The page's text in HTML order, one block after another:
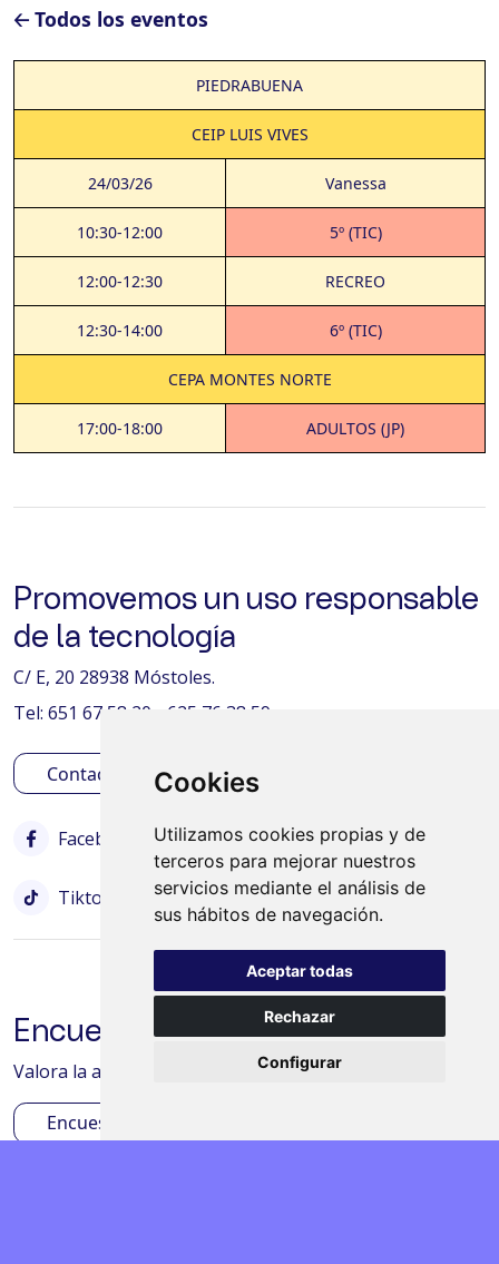
Cookies
Utilizamos cookies propias y de
terceros para mejorar nuestros
servicios mediante el análisis de
sus hábitos de navegación.
Aceptar todas
Rechazar
Configurar
🡠 Todos los eventos
PIEDRABUENA
CEIP LUIS VIVES
24/03/26 Vanessa
10:30-12:00 5º (TIC)
12:00-12:30 RECREO
12:30-14:00 6º (TIC)
CEPA MONTES NORTE
17:00-18:00 ADULTOS (JP)
Promovemos un uso responsable
de la tecnología
C/ E, 20 28938 Móstoles.
Tel: 651 67 58 20 - 625 76 38 59
Contactar
Facebook Instagram Twitter
Tiktok Bluesky
Encuesta de satisfacción
Valora la actividad desarrollada en tu centro/aula
Encuesta